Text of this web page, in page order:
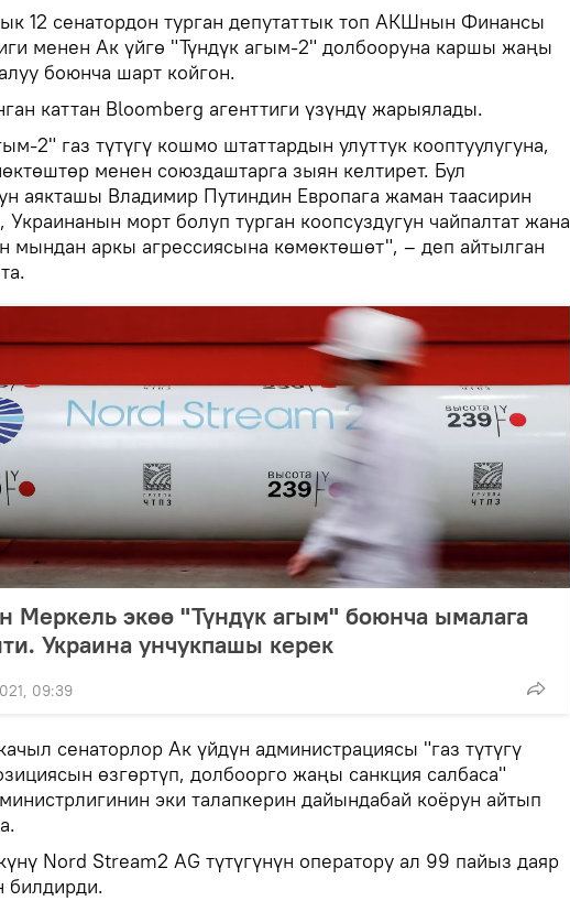
12 сенатордон турган депутаттык топ АКШнын Финансы
менен Ак үйгө "Түндүк агым-2" долбооруна каршы жаңы
боюнча шарт койгон.
каттан Bloomberg агенттиги үзүндү жарыялады.
2" газ түтүгү кошмо штаттардын улуттук кооптуулугуна,
менен союздаштарга зыян келтирет. Бул
аякташы Владимир Путиндин Европага жаман таасирин
Украинанын морт болуп турган коопсуздугун чайпалтат жана
мындан аркы агрессиясына көмөктөшөт", – деп айтылган
Меркель экөө "Түндүк агым" боюнча ымалага
Украина унчукпашы керек
09:39
сенаторлор Ак үйдүн администрациясы "газ түтүгү
өзгөртүп, долбоорго жаңы санкция салбаса"
эки талапкерин дайындабай коёрун айтып
Nord Stream2 AG түтүгүнүн оператору ал 99 пайыз даяр
билдирди.